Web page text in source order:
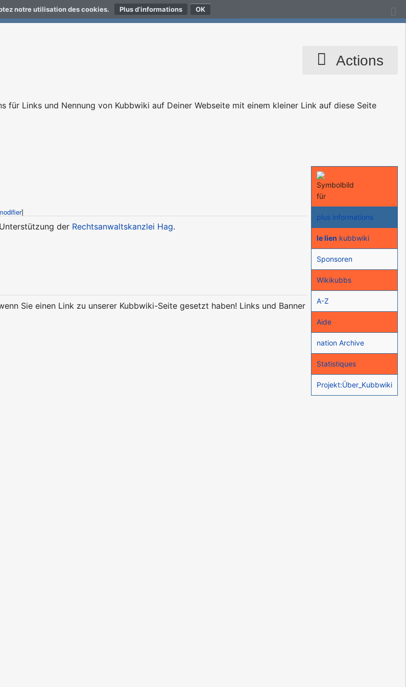
notre utilisation des cookies. Plus d’informations
Actions
für Links und Nennung von Kubbwiki auf Deiner Webseite mit einem kleiner Link auf diese Seite
plus informations
le lien kubbwiki
Sponsoren
Wikikubbs
A-Z
Aide
nation Archive
Statistiques
Projekt:Über_Kubbwiki
]
der Rechtsanwaltskanzlei Hag.
Sie einen Link zu unserer Kubbwiki-Seite gesetzt haben! Links und Banner